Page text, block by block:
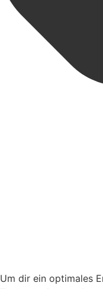
Um dir ein optimales